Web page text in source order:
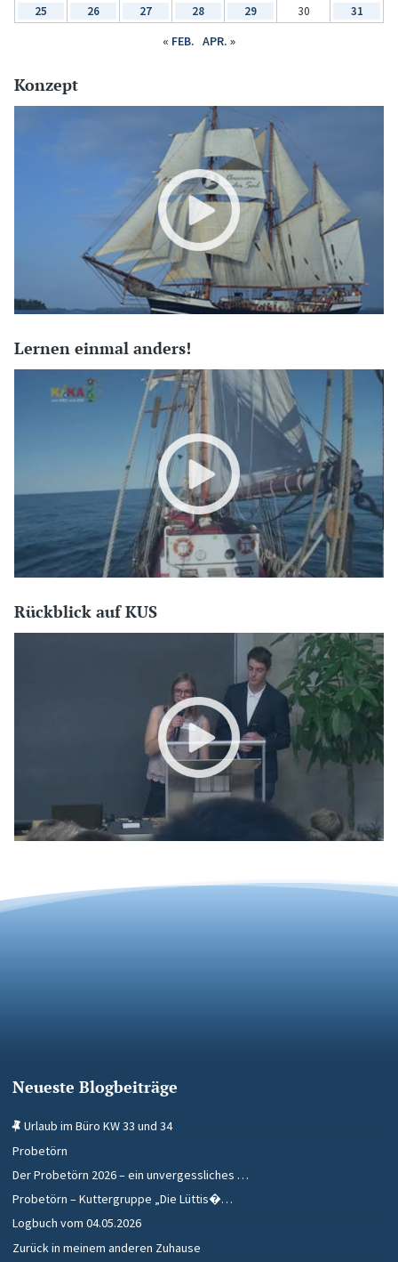
25 26 27 28 29 30 31
« FEB. APR. »
Konzept
Lernen einmal anders!
Rückblick auf KUS
Neueste Blogbeiträge
Urlaub im Büro KW 33 und 34
Probetörn
Der Probetörn 2026 – ein unvergessliches …
Probetörn – Kuttergruppe „Die Lüttis�…
Logbuch vom 04.05.2026
Zurück in meinem anderen Zuhause